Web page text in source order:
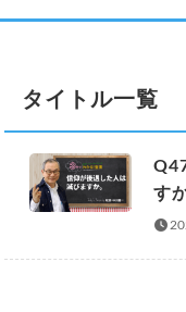
タイトル一覧
す